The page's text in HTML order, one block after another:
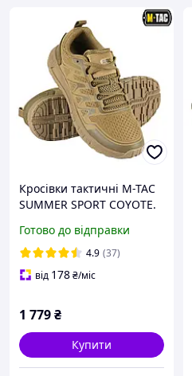
Кросівки тактичні M-TAC
SUMMER SPORT COYOTE.
Готово до відправки
4.9 (37)
від 178₴/міс
1 779₴
Купити